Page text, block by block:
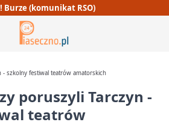
Burze (komunikat RSO)
- szkolny festiwal teatrów amatorskich
poruszyli Tarczyn -
teatrów